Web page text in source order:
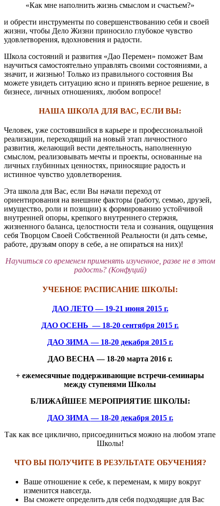
«Как мне наполнить жизнь смыслом и счастьем?»
и обрести инструменты по совершенствованию себя и своей
жизни, чтобы Дело Жизни приносило глубокое чувство
удовлетворения, вдохновения и радости.
Школа состояний и развития «Дао Перемен» поможет Вам
научиться самостоятельно управлять своими состояниями, а
значит, и жизнью! Только из правильного состояния Вы
можете увидеть ситуацию ясно и принять верное решение, в
бизнесе, личных отношениях, любом вопросе!
НАША ШКОЛА ДЛЯ ВАС, ЕСЛИ ВЫ:
Человек, уже состоявшийся в карьере и профессиональной
реализации, переходящий на новый этап личностного
развития, желающий вести деятельность, наполненную
смыслом, реализовывать мечты и проекты, основанные на
личных глубинных ценностях, приносящие радость и
истинное чувство удовлетворения.
Эта школа для Вас, если Вы начали переход от
ориентирования на внешние факторы (работу, семью, друзей,
имущество, роли и позиции) к формированию устойчивой
внутренней опоры, крепкого внутреннего стержня,
жизненного баланса, целостности тела и сознания, ощущения
себя Творцом Своей Собственной Реальности (и дать семье,
работе, друзьям опору в себе, а не опираться на них)!
Научиться со временем применять изученное, разве не в этом
радость? (Конфуций)
УЧЕБНОЕ РАСПИСАНИЕ ШКОЛЫ:
ДАО ЛЕТО— 19-21 июня 2015 г.
ДАО ОСЕНЬ — 18-20 сентября 2015 г.
ДАО ЗИМА— 18-20 декабря 2015 г.
ДАО ВЕСНА — 18-20 марта 2016 г.
+ ежемесячные поддерживающие встречи-семинары
между ступенями Школы
БЛИЖАЙШЕЕ МЕРОПРИЯТИЕ ШКОЛЫ:
ДАО ЗИМА— 18-20 декабря 2015 г.
Так как все циклично, присоединиться можно на любом этапе
Школы!
ЧТО ВЫ ПОЛУЧИТЕ В РЕЗУЛЬТАТЕ ОБУЧЕНИЯ?
Ваше отношение к себе, к переменам, к миру вокруг
изменится навсегда.
Вы сможете определить для себя подходящие для Вас